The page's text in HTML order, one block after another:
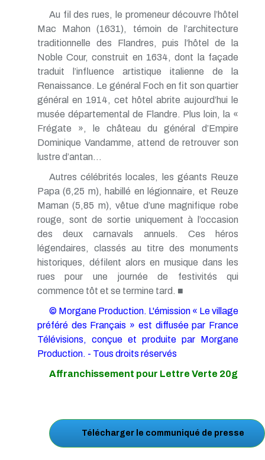
Au fil des rues, le promeneur découvre l’hôtel
Mac Mahon (1631), témoin de l’architecture
traditionnelle des Flandres, puis l’hôtel de la
Noble Cour, construit en 1634, dont la façade
traduit l’influence artistique italienne de la
Renaissance. Le général Foch en fit son quartier
général en 1914, cet hôtel abrite aujourd’hui le
musée départemental de Flandre. Plus loin, la «
Frégate », le château du général d’Empire
Dominique Vandamme, attend de retrouver son
lustre d’antan…
Autres célébrités locales, les géants Reuze
Papa (6,25 m), habillé en légionnaire, et Reuze
Maman (5,85 m), vêtue d’une magnifique robe
rouge, sont de sortie uniquement à l’occasion
des deux carnavals annuels. Ces héros
légendaires, classés au titre des monuments
historiques, défilent alors en musique dans les
rues pour une journée de festivités qui
commence tôt et se termine tard. ■
© Morgane Production. L'émission « Le village
préféré des Français » est diffusée par France
Télévisions, conçue et produite par Morgane
Production. - Tous droits réservés
Affranchissement pour Lettre Verte 20g
Télécharger le communiqué de presse